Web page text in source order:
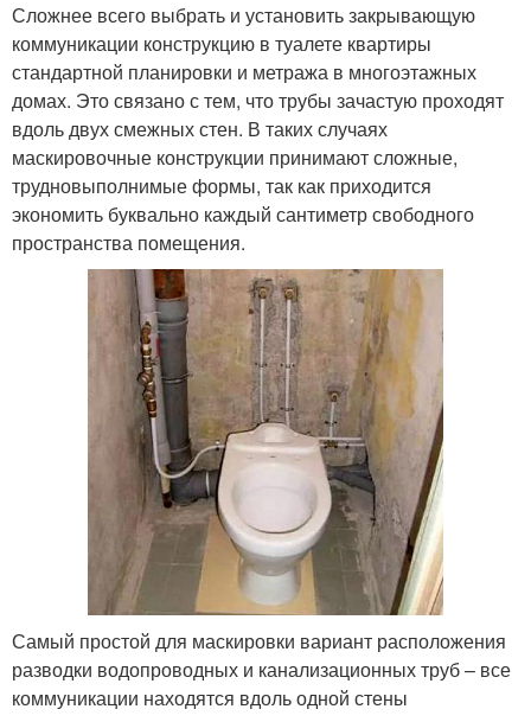
Сложнее всего выбрать и установить закрывающую
коммуникации конструкцию в туалете квартиры
стандартной планировки и метража в многоэтажных
домах. Это связано с тем, что трубы зачастую проходят
вдоль двух смежных стен. В таких случаях
маскировочные конструкции принимают сложные,
трудновыполнимые формы, так как приходится
экономить буквально каждый сантиметр свободного
пространства помещения.
Самый простой для маскировки вариант расположения
разводки водопроводных и канализационных труб – все
коммуникации находятся вдоль одной стены